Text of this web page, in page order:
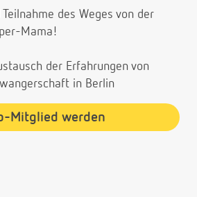
des Weges von der
Mama!
der Erfahrungen von
in Berlin
Mitglied werden